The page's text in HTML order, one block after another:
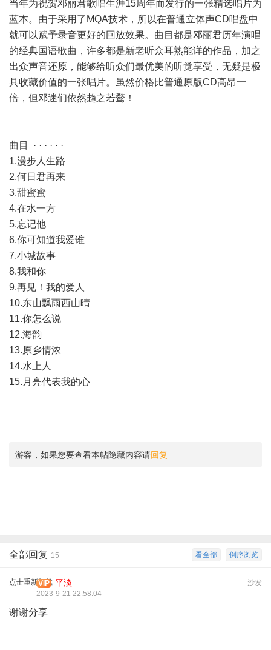
当年为祝贺邓丽君歌唱生涯15周年而发行的一张精选唱片为
蓝本。由于采用了MQA技术，所以在普通立体声CD唱盘中
就可以赋予录音更好的回放效果。曲目都是邓丽君历年演唱
的经典国语歌曲，许多都是新老听众耳熟能详的作品，加之
出众声音还原，能够给听众们最优美的听觉享受，无疑是极
具收藏价值的一张唱片。虽然价格比普通原版CD高昂一
倍，但邓迷们依然趋之若鹜！
曲目 · · · · · ·
1.漫步人生路
2.何日君再来
3.甜蜜蜜
4.在水一方
5.忘记他
6.你可知道我爱谁
7.小城故事
8.我和你
9.再见！我的爱人
10.东山飘雨西山晴
11.你怎么说
12.海韵
13.原乡情浓
14.水上人
15.月亮代表我的心
游客，如果您要查看本帖隐藏内容请回复
倒序浏览
看全部
全部回复 15
点击重新加载 沙发
VIP 平淡
2023-9-21 22:58:04
谢谢分享